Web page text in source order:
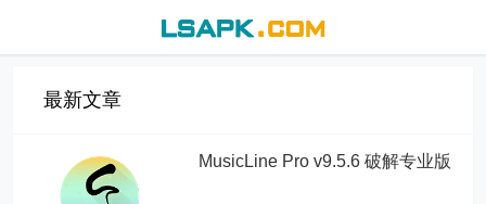
最新文章
MusicLine Pro v9.5.6 破解专业版